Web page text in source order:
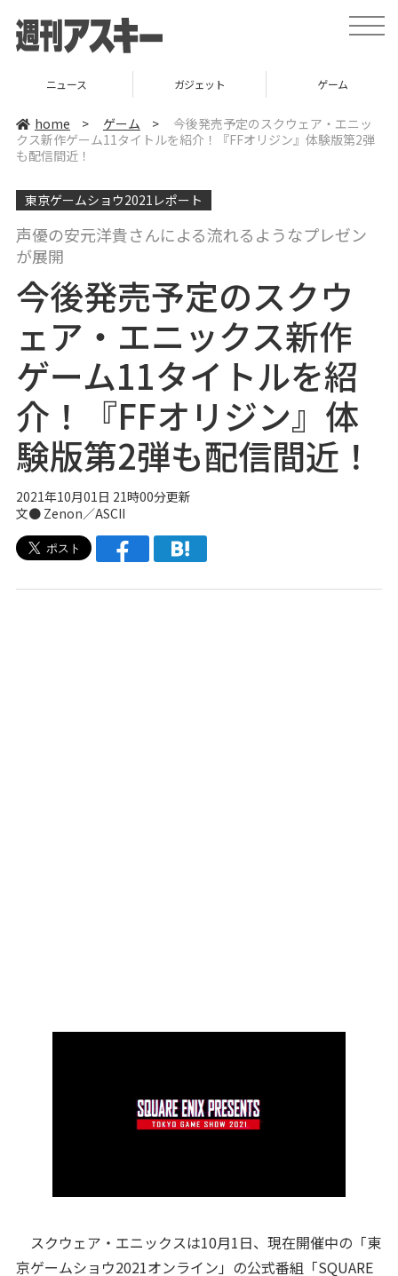
t
o
v
i
ニュース ガジェット ゲーム
home > ゲーム >
今後発売予定のスクウェア・エニッ
クス新作ゲーム11タイトルを紹介！『FFオリジン』体験版第2弾
も配信間近！
東京ゲームショウ2021レポート
声優の安元洋貴さんによる流れるようなプレゼン
が展開
今後発売予定のスクウ
ェア・エニックス新作
ゲーム11タイトルを紹
介！『FFオリジン』体
験版第2弾も配信間近！
2021年10月01日 21時00分更新
文● Zenon／ASCII
スクウェア・エニックスは10月1日、現在開催中の「東
京ゲームショウ2021オンライン」の公式番組「SQUARE